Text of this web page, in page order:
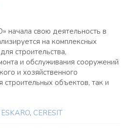
начала свою деятельность в
на комплексных
строительства,
и обслуживания сооружений
и хозяйственного
строительных объектов, так и
ESKARO, CERESIT